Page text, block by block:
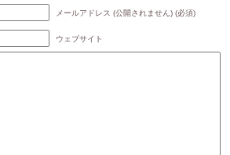
メールアドレス (公開されません) (必須)
ウェブサイト